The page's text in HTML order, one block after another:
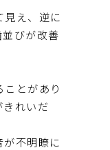
え、逆に
びが改善
とがあり
れいだ
不明瞭に